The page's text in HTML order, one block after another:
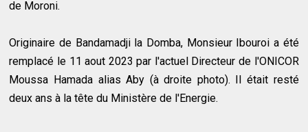
de Moroni.
Originaire de Bandamadji la Domba, Monsieur Ibouroi a été
remplacé le 11 aout 2023 par l'actuel Directeur de l'ONICOR
Moussa Hamada alias Aby (à droite photo). Il était resté
deux ans à la tête du Ministère de l'Energie.